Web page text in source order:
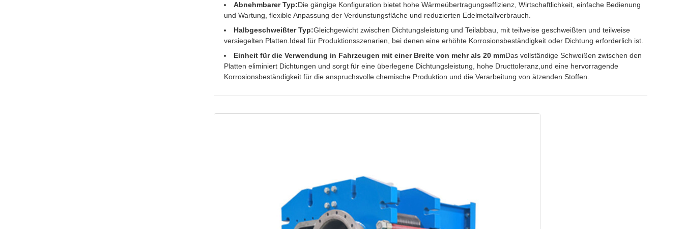
Abnehmbarer Typ:Die gängige Konfiguration bietet hohe Wärmeübertragungseffizienz, Wirtschaftlichkeit, einfache Bedienung
und Wartung, flexible Anpassung der Verdunstungsfläche und reduzierten Edelmetallverbrauch.
Halbgeschweißter Typ:Gleichgewicht zwischen Dichtungsleistung und Teilabbau, mit teilweise geschweißten und teilweise
versiegelten Platten.Ideal für Produktionsszenarien, bei denen eine erhöhte Korrosionsbeständigkeit oder Dichtung erforderlich ist.
Einheit für die Verwendung in Fahrzeugen mit einer Breite von mehr als 20 mmDas vollständige Schweißen zwischen den
Platten eliminiert Dichtungen und sorgt für eine überlegene Dichtungsleistung, hohe Dructtoleranz,und eine hervorragende
Korrosionsbeständigkeit für die anspruchsvolle chemische Produktion und die Verarbeitung von ätzenden Stoffen.